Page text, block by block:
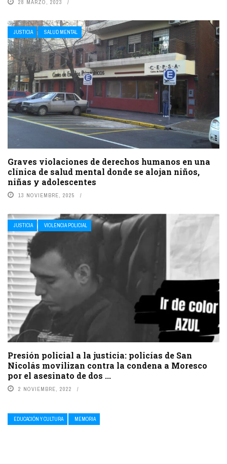
28 MARZO, 2023
JUSTICIA SALUD MENTAL
Graves violaciones de derechos humanos en una
clínica de salud mental donde se alojan niños,
niñas y adolescentes
13 NOVIEMBRE, 2025
JUSTICIA VIOLENCIA POLICIAL
Presión policial a la justicia: policías de San
Nicolás movilizan contra la condena a Moresco
por el asesinato de dos ...
2 NOVIEMBRE, 2022
EDUCACIÓN Y CULTURA MEMORIA